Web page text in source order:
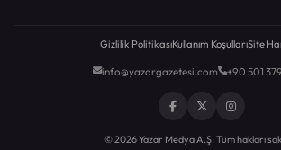
Gizlilik PolitikasıKullanım KoşullarıSite
info@yazargazetesi.com +90 501
© 2026 Yazar Medya A.Ş. Tüm hakları